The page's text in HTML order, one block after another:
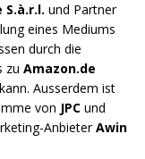
S.à.r.l. und Partner
eines Mediums
durch die
zu Amazon.de
Ausserdem ist
von JPC und
AnbieterAwin